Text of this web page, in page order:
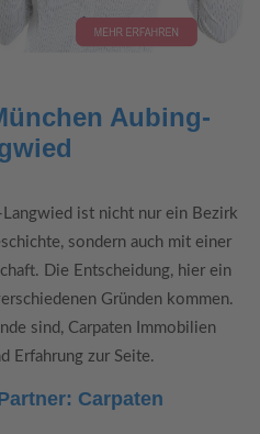
Aubing-
ist nicht nur ein Bezirk
sondern auch mit einer
Die Entscheidung, hier ein
Gründen kommen.
sind, Carpaten Immobilien
Erfahrung zur Seite.
Carpaten